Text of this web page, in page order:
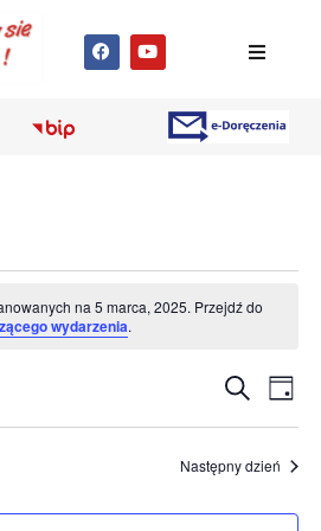
na 5 marca, 2025. Przejdź do
wydarzenia.
po
SzukajDzień
Następny dzień